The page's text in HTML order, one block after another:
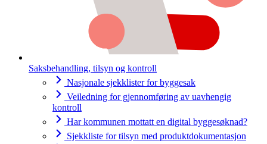
Saksbehandling, tilsyn og kontroll
Nasjonale sjekklister for byggesak
Veiledning for gjennomføring av uavhengig
kontroll
Har kommunen mottatt en digital byggesøknad?
Sjekkliste for tilsyn med produktdokumentasjon